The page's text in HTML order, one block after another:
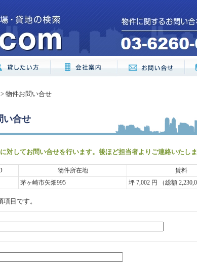
> 物件お問い合せ
い合せ
に対してお問い合せを行います。後ほど担当者よりご連絡いたしま
物件所在地
賃料
茅ヶ崎市矢畑995 坪 7,002 円 （総額
項目です。